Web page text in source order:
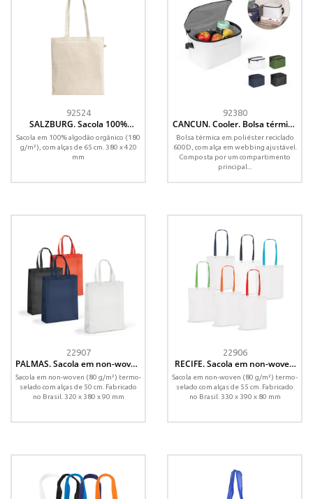
92524
SALZBURG. Sacola 100%
algodão orgânico (180 g/m²)
Sacola em 100% algodão orgânico (180
g/m²), com alças de 65 cm. 380 x 420
mm
92380
CANCUN. Cooler. Bolsa térmica
em poliéster reciclado 600D
com interior forrado em PEVA 7
L
Bolsa térmica em poliéster reciclado
600D, com alça em webbing ajustável.
Composta por um compartimento
principal...
22907
PALMAS. Sacola em non-woven
(80 g/m²) termo-selado
Sacola em non-woven (80 g/m²) termo-
selado com alças de 50 cm. Fabricado
no Brasil. 320 x 380 x 90 mm
22906
RECIFE. Sacola em non-woven
(80 g/m²) termo-selado
Sacola em non-woven (80 g/m²) termo-
selado com alças de 55 cm. Fabricado
no Brasil. 330 x 390 x 80 mm